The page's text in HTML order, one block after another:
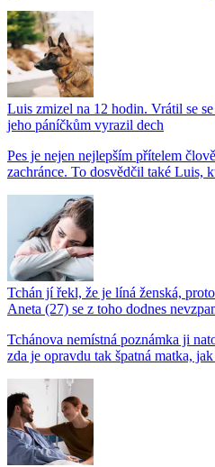
Luis zmizel na 12 hodin. Vrátil se
jeho páníčkům vyrazil dech
Pes je nejen nejlepším přítelem
zachránce. To dosvědčil také Luis,
Tchán jí řekl, že je líná ženská,
Aneta (27) se z toho dodnes
Tchánova nemístná poznámka ji
zda je opravdu tak špatná matka,